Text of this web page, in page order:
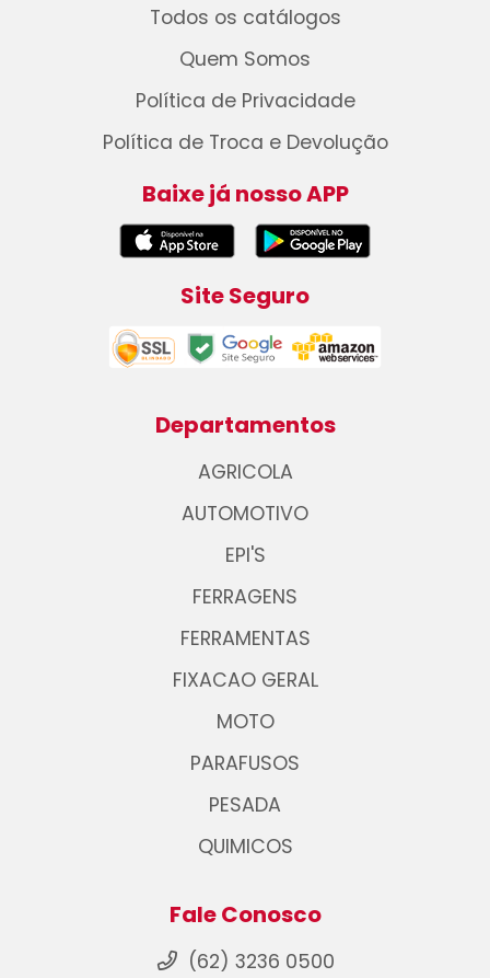
Todos os catálogos
Quem Somos
Política de Privacidade
Política de Troca e Devolução
Baixe já nosso APP
Site Seguro
Departamentos
AGRICOLA
AUTOMOTIVO
EPI'S
FERRAGENS
FERRAMENTAS
FIXACAO GERAL
MOTO
PARAFUSOS
PESADA
QUIMICOS
Fale Conosco
(62) 3236 0500